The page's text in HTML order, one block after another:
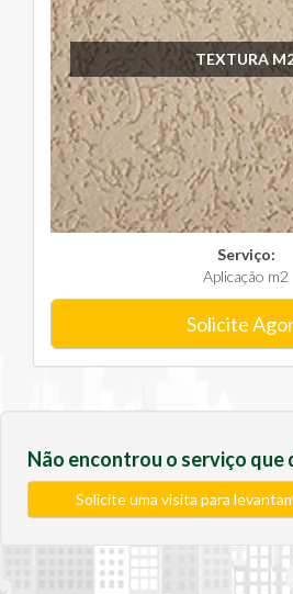
TEXTURA
Serviço:
Aplicação m2
Solicite
Não encontrou o serviço que
Solicite uma visita para